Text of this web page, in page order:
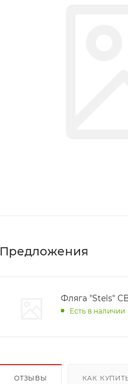
Предложения
Фляга "Stels"
Есть в наличии
ОТЗЫВЫ КАК